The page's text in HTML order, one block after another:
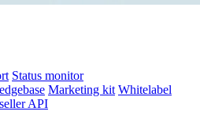
Status monitor
Marketing kit Whitelabel
API